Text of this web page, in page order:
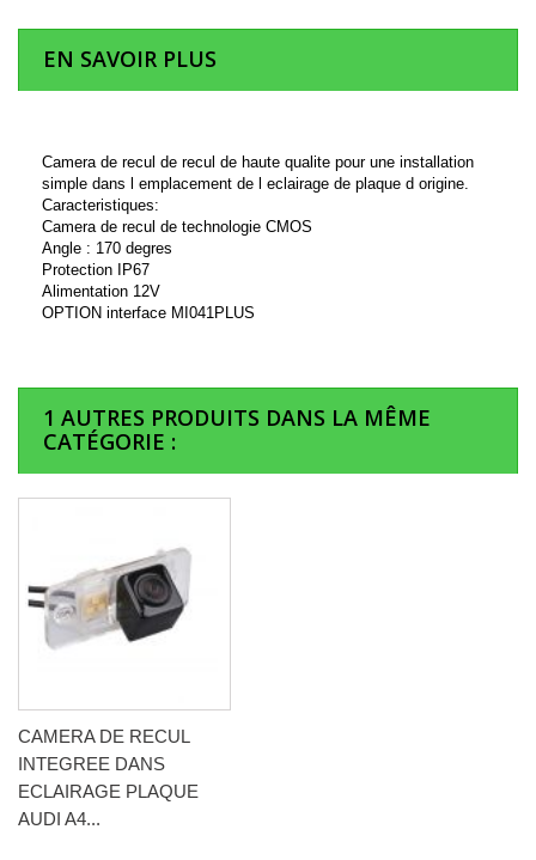
EN SAVOIR PLUS
Camera de recul de recul de haute qualite pour une installation
simple dans l emplacement de l eclairage de plaque d origine.
Caracteristiques:
Camera de recul de technologie CMOS
Angle : 170 degres
Protection IP67
Alimentation 12V
OPTION interface MI041PLUS
1 AUTRES PRODUITS DANS LA MÊME
CATÉGORIE :
CAMERA DE RECUL
INTEGREE DANS
ECLAIRAGE PLAQUE
AUDI A4...